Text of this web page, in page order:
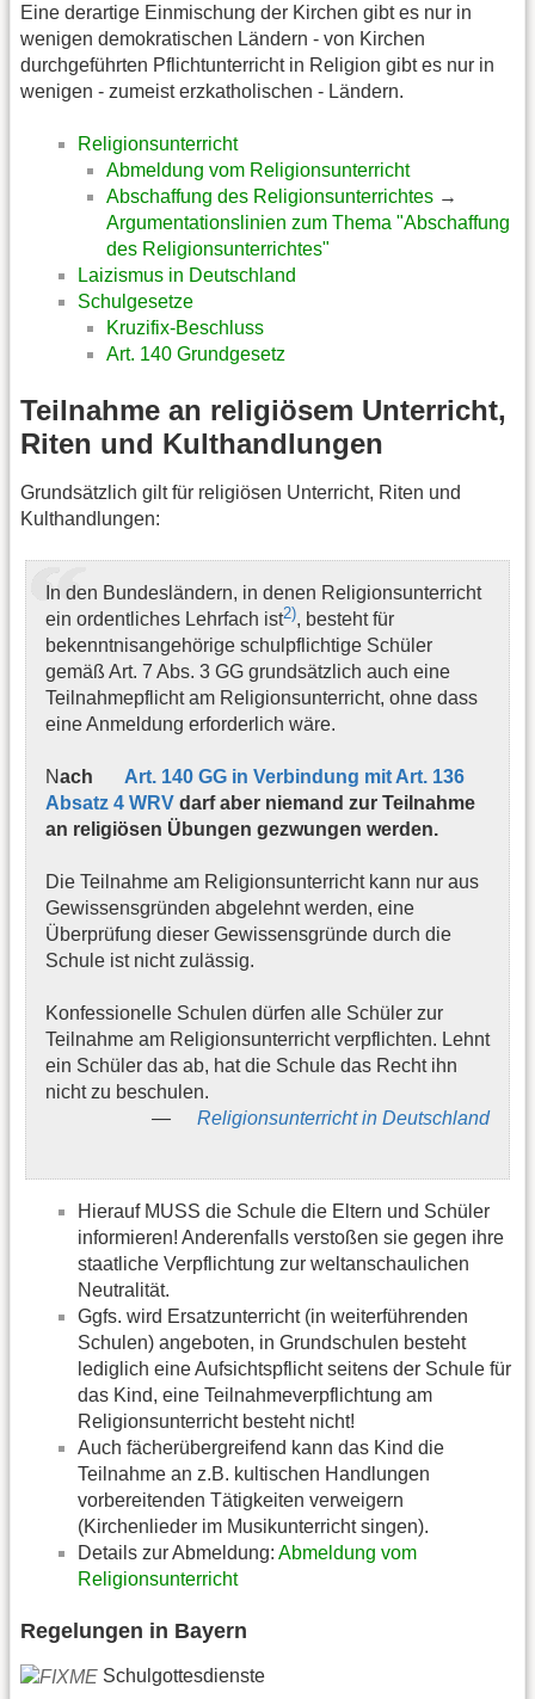
Eine derartige Einmischung der Kirchen gibt es nur in
wenigen demokratischen Ländern - von Kirchen
durchgeführten Pflichtunterricht in Religion gibt es nur in
wenigen - zumeist erzkatholischen - Ländern.
Religionsunterricht
Abmeldung vom Religionsunterricht
Abschaffung des Religionsunterrichtes →
Argumentationslinien zum Thema "Abschaffung
des Religionsunterrichtes"
Laizismus in Deutschland
Schulgesetze
Kruzifix-Beschluss
Art. 140 Grundgesetz
Teilnahme an religiösem Unterricht,
Riten und Kulthandlungen
Grundsätzlich gilt für religiösen Unterricht, Riten und
Kulthandlungen:
In den Bundesländern, in denen Religionsunterricht
ein ordentliches Lehrfach ist2), besteht für
bekenntnisangehörige schulpflichtige Schüler
gemäß Art. 7 Abs. 3 GG grundsätzlich auch eine
Teilnahmepflicht am Religionsunterricht, ohne dass
eine Anmeldung erforderlich wäre.
Nach
Art. 140 GG in Verbindung mit Art. 136
Absatz 4 WRVdarf aber niemand zur Teilnahme
an religiösen Übungen gezwungen werden.
Die Teilnahme am Religionsunterricht kann nur aus
Gewissensgründen abgelehnt werden, eine
Überprüfung dieser Gewissensgründe durch die
Schule ist nicht zulässig.
Konfessionelle Schulen dürfen alle Schüler zur
Teilnahme am Religionsunterricht verpflichten. Lehnt
ein Schüler das ab, hat die Schule das Recht ihn
nicht zu beschulen.
Religionsunterricht in Deutschland
Hierauf MUSS die Schule die Eltern und Schüler
informieren! Anderenfalls verstoßen sie gegen ihre
staatliche Verpflichtung zur weltanschaulichen
Neutralität.
Ggfs. wird Ersatzunterricht (in weiterführenden
Schulen) angeboten, in Grundschulen besteht
lediglich eine Aufsichtspflicht seitens der Schule für
das Kind, eine Teilnahmeverpflichtung am
Religionsunterricht besteht nicht!
Auch fächerübergreifend kann das Kind die
Teilnahme an z.B. kultischen Handlungen
vorbereitenden Tätigkeiten verweigern
(Kirchenlieder im Musikunterricht singen).
Details zur Abmeldung: Abmeldung vom
Religionsunterricht
Regelungen in Bayern
Schulgottesdienste